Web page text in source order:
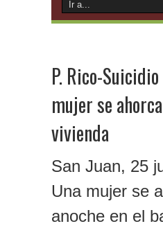
P. Rico-
mujer se
vivienda
San Juan, 25
Una mujer se
anoche en el